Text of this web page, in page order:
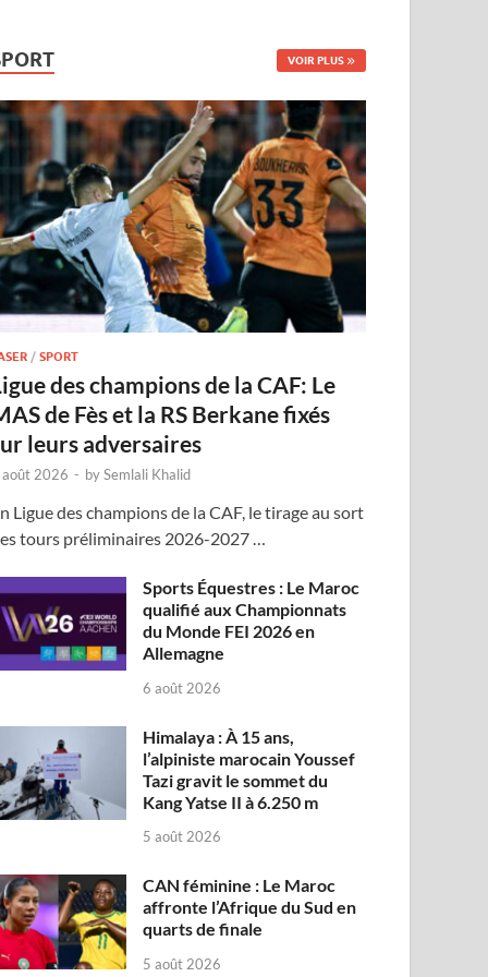
VOIR PLUS
/SPORT
des champions de la CAF: Le
de Fès et la RS Berkane fixés
leurs adversaires
2026 - bySemlali Khalid
Ligue des champions de la CAF, le tirage au sort
tours préliminaires 2026-2027 …
Sports Équestres : Le Maroc
qualifié aux Championnats
du Monde FEI 2026 en
Allemagne
6 août 2026
Himalaya : À 15 ans,
l’alpiniste marocain Youssef
Tazi gravit le sommet du
Kang Yatse II à 6.250 m
5 août 2026
CAN féminine : Le Maroc
affronte l’Afrique du Sud en
quarts de finale
5 août 2026